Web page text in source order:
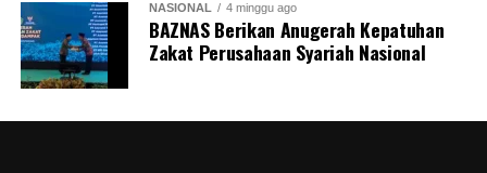
NASIONAL 4 minggu ago
BAZNAS Berikan Anugerah Kepatuhan
Zakat Perusahaan Syariah Nasional